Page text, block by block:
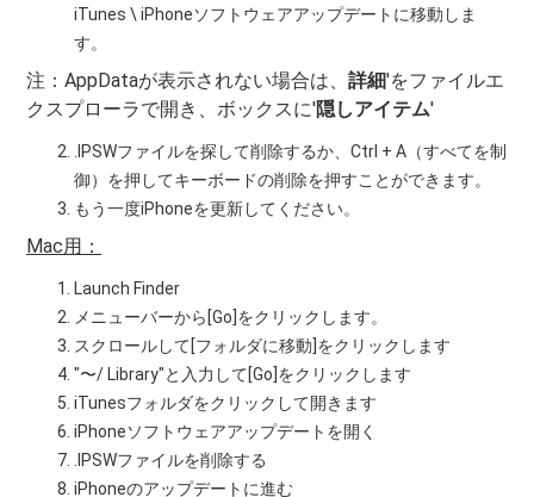
iTunes \ iPhoneソフトウェアアップデートに移動しま
す。
注：AppDataが表示されない場合は、詳細'をファイルエ
クスプローラで開き、ボックスに'隠しアイテム'
.IPSWファイルを探して削除するか、Ctrl + A（すべてを制
御）を押してキーボードの削除を押すことができます。
もう一度iPhoneを更新してください。
Mac用：
Launch Finder
メニューバーから[Go]をクリックします。
スクロールして[フォルダに移動]をクリックします
"〜/ Library"と入力して[Go]をクリックします
iTunesフォルダをクリックして開きます
iPhoneソフトウェアアップデートを開く
.IPSWファイルを削除する
iPhoneのアップデートに進む